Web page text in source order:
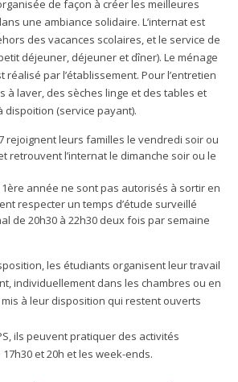
de façon à créer les meilleures
une ambiance solidaire. L’internat est
des vacances scolaires, et le service de
déjeuner, déjeuner et dîner). Le ménage
réalisé par l’établissement. Pour l’entretien
à laver, des sèches linge et des tables et
(service payant).
rejoignent leurs familles le vendredi soir ou
retrouvent l’internat le dimanche soir ou le
année ne sont pas autorisés à sortir en
respecter un temps d’étude surveillé
de 20h30 à 22h30 deux fois par semaine
les étudiants organisent leur travail
individuellement dans les chambres ou en
à leur disposition qui restent ouverts
ils peuvent pratiquer des activités
et 20h et les week-ends.